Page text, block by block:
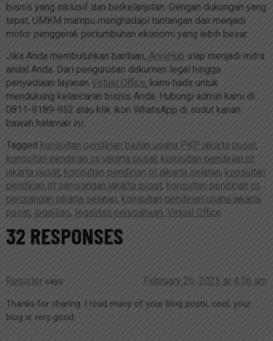
bisnis yang inklusif dan berkelanjutan. Dengan dukungan yang
tepat, UMKM mampu menghadapi tantangan dan menjadi
motor penggerak pertumbuhan ekonomi yang lebih besar.
Jika Anda membutuhkan bantuan, ArvaHub siap menjadi mitra
andal Anda. Dari pengurusan dokumen legal hingga
penyediaan layanan Virtual Office, kami hadir untuk
mendukung kelancaran bisnis Anda. Hubungi admin kami di
0811-9189-952 atau klik ikon WhatsApp di sudut kanan
bawah halaman ini.
Tagged konsultan pendirian badan usaha PKP jakarta pusat,
konsultan pendirian cv jakarta pusat, konsultan pendirian pt
jakarta pusat, konsultan pendirian pt jakarta selatan, konsultan
pendirian pt perorangan jakarta pusat, konsultan pendirian pt
perorangan jakarta selatan, konsultan pendirian usaha jakarta
pusat, legalitas, legalitas perusahaan, Virtual Office
32 RESPONSES
Register says: February 26, 2025 at 4:36 am
Thanks for sharing. I read many of your blog posts, cool, your
blog is very good.